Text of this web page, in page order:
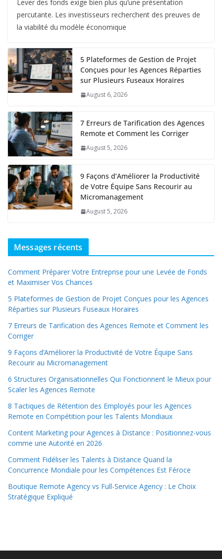
Lever des fonds exige bien plus qu’une présentation
percutante. Les investisseurs recherchent des preuves de
la viabilité du modèle économique
5 Plateformes de Gestion de Projet
Conçues pour les Agences Réparties
sur Plusieurs Fuseaux Horaires
August 6, 2026
7 Erreurs de Tarification des Agences
Remote et Comment les Corriger
August 5, 2026
9 Façons d’Améliorer la Productivité
de Votre Équipe Sans Recourir au
Micromanagement
August 5, 2026
Messages récents
Comment Préparer Votre Entreprise pour une Levée de Fonds
et Maximiser Vos Chances
5 Plateformes de Gestion de Projet Conçues pour les Agences
Réparties sur Plusieurs Fuseaux Horaires
7 Erreurs de Tarification des Agences Remote et Comment les
Corriger
9 Façons d’Améliorer la Productivité de Votre Équipe Sans
Recourir au Micromanagement
6 Structures Organisationnelles Qui Fonctionnent le Mieux pour
Scaler les Agences Remote
8 Tactiques de Rétention des Employés pour les Agences
Remote en Compétition pour les Talents Mondiaux
Content Marketing pour Agences à Distance : Positionnez-vous
comme une Autorité en 2026
Comment Fidéliser les Talents à Distance Quand la
Concurrence Mondiale pour les Compétences Est Féroce
Boutique Remote Agency vs Full-Service Agency : Le Choix
Stratégique Expliqué